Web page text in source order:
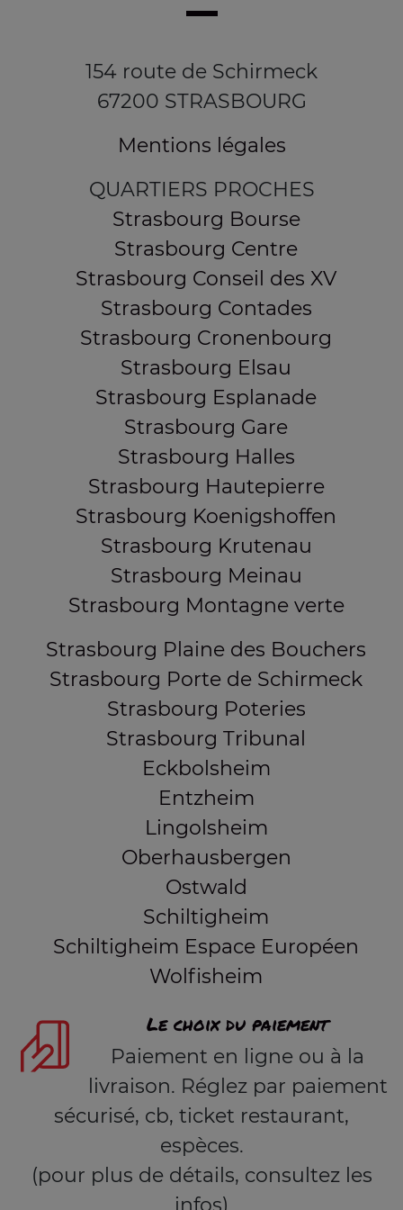
154 route de Schirmeck
67200 STRASBOURG
Mentions légales
QUARTIERS PROCHES
Strasbourg Bourse
Strasbourg Centre
Strasbourg Conseil des XV
Strasbourg Contades
Strasbourg Cronenbourg
Strasbourg Elsau
Strasbourg Esplanade
Strasbourg Gare
Strasbourg Halles
Strasbourg Hautepierre
Strasbourg Koenigshoffen
Strasbourg Krutenau
Strasbourg Meinau
Strasbourg Montagne verte
Strasbourg Plaine des Bouchers
Strasbourg Porte de Schirmeck
Strasbourg Poteries
Strasbourg Tribunal
Eckbolsheim
Entzheim
Lingolsheim
Oberhausbergen
Ostwald
Schiltigheim
Schiltigheim Espace Européen
Wolfisheim
Le choix du paiement
Paiement en ligne ou à la
livraison. Réglez par paiement
sécurisé, cb, ticket restaurant,
espèces.
(pour plus de détails, consultez les
infos)